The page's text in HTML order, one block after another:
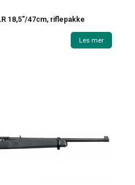
18,5"/47cm, riflepakke
Les mer